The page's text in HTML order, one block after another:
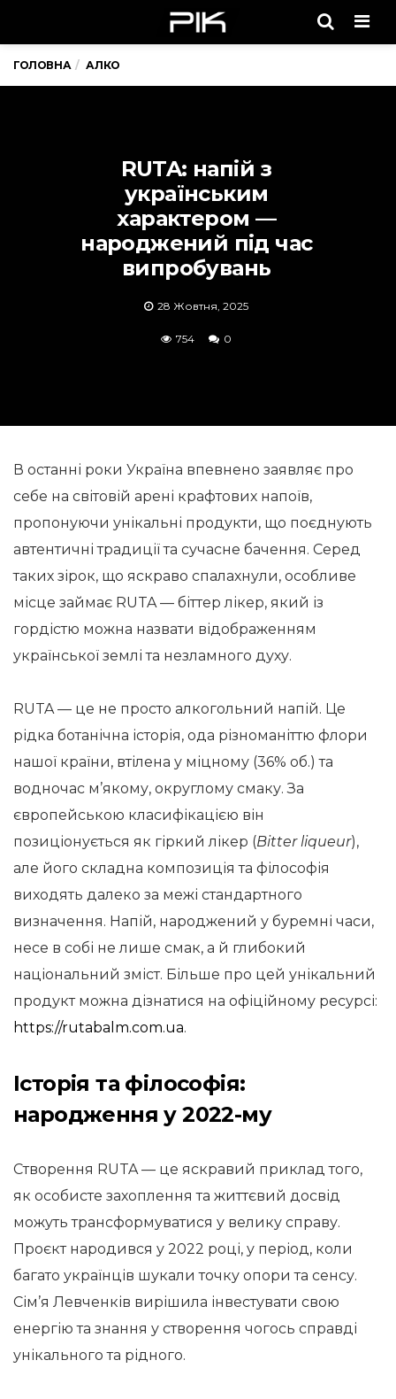
ГОЛОВНА АЛКО
RUTA: напій з
українським
характером —
народжений під час
випробувань
28 Жовтня, 2025
754 0
В останні роки Україна впевнено заявляє про
себе на світовій арені крафтових напоїв,
пропонуючи унікальні продукти, що поєднують
автентичні традиції та сучасне бачення. Серед
таких зірок, що яскраво спалахнули, особливе
місце займає RUTA — біттер лікер, який із
гордістю можна назвати відображенням
української землі та незламного духу.
RUTA — це не просто алкогольний напій. Це
рідка ботанічна історія, ода різноманіттю флори
нашої країни, втілена у міцному (36% об.) та
водночас м’якому, округлому смаку. За
європейською класифікацією він
позиціонується як гіркий лікер (Bitter liqueur),
але його складна композиція та філософія
виходять далеко за межі стандартного
визначення. Напій, народжений у буремні часи,
несе в собі не лише смак, а й глибокий
національний зміст. Більше про цей унікальний
продукт можна дізнатися на офіційному ресурсі:
https://rutabalm.com.ua.
Історія та філософія:
народження у 2022-му
Створення RUTA — це яскравий приклад того,
як особисте захоплення та життєвий досвід
можуть трансформуватися у велику справу.
Проєкт народився у 2022 році, у період, коли
багато українців шукали точку опори та сенсу.
Сім’я Левченків вирішила інвестувати свою
енергію та знання у створення чогось справді
унікального та рідного.